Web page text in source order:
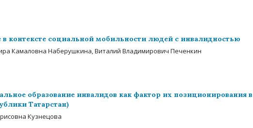
контексте социальной мобильности людей с инвалидностью
Камаловна Наберушкина, Виталий Владимирович Печенкин
образование инвалидов как фактор их позиционирования в
Татарстан)
Кузнецова